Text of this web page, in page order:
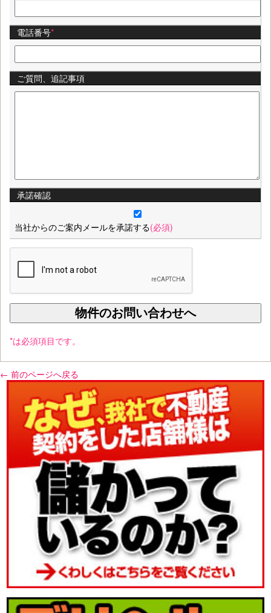
電話番号*
ご質問、追記事項
承諾確認
当社からのご案内メールを承諾する(必須)
*は必須項目です。
← 前のページへ戻る